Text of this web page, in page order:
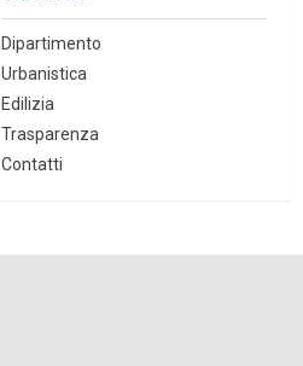
Dipartimento
Urbanistica
Edilizia
Trasparenza
Contatti